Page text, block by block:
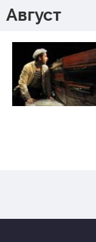
Август